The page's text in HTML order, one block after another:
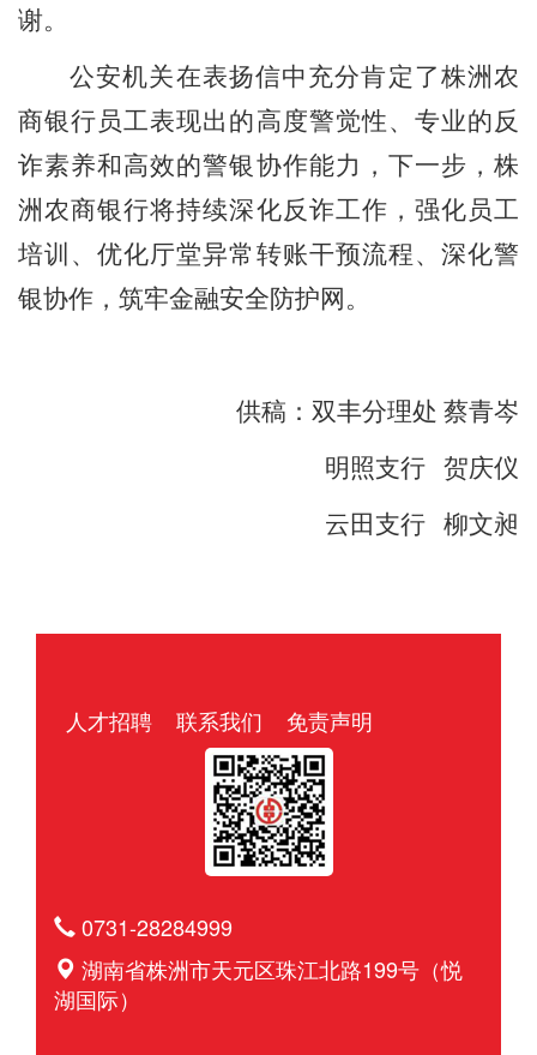
谢。
公安机关在表扬信中充分肯定了株洲农
商银行员工表现出 的高度警觉性、专业的反
诈素养和高效的警银协作能力， 下一步，株
洲农商银行将持续深化反诈工作，强化员工
培训、优化厅堂异常转账干预流程、深化警
银协作，筑牢金融安全防护网。
供稿：双丰分理处 蔡青岑
明照支行
贺庆仪
云田支行
柳文昶
人才招聘 联系我们 免责声明
0731-28284999
湖南省株洲市天元区珠江北路199号（悦
湖国际）